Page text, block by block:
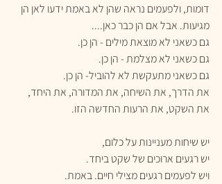
דומות, ולפעמים נראה שהן לא באמת ידעו לאן הן
מגיעות. אבל אם הן כבר כאן....
גם כשאני לא מוצאת מילים - הן כן.
גם כשאני לא מצלמת - הן כן.
גם כשאני מתעקשת לא להוביל- הן כן.
את הדרך, את השיחה, את המדורה, את היחד,
את השקט, את הרעות החדשה הזו.
יש שיחות מעניינות על כלום,
יש רגעים ארוכים של שקט ביחד.
ויש לפעמים רגעים מצילי חיים. באמת.